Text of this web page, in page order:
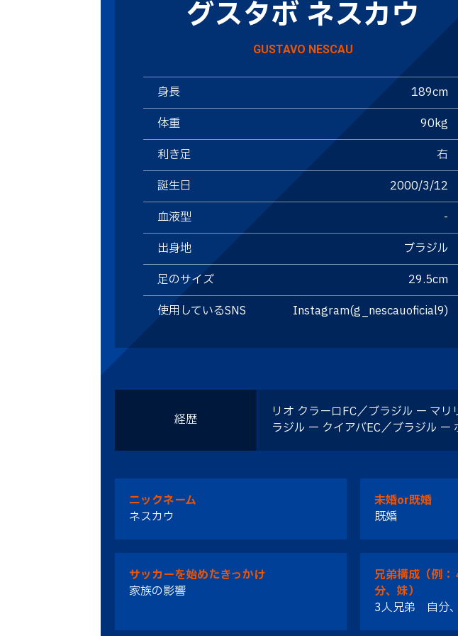
グスタボ ネスカウ
GUSTAVO NESCAU
身長
189cm
体重
90kg
利き足
右
誕生日
2000/3/12
血液型
-
出身地
ブラジル
足のサイズ
29.5cm
使用しているSNS
Instagram(g_nescauoficial9)
経歴
リオ クラーロFC／ブラジル ー マ
ラジル ー クイアバEC／ブラジル
ニックネーム
ネスカウ
未婚or既婚
既婚
サッカーを始めたきっかけ
家族の影響
兄弟構成（例
分、妹）
3人兄弟 自分